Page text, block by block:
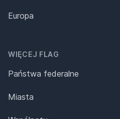
Europa
WIĘCEJ FLAG
Państwa federalne
Miasta